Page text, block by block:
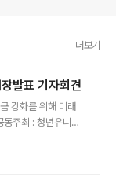
더보기
발표 기자회견
강화를 위해 미래
주최 : 청년유니
국민을 협박하지